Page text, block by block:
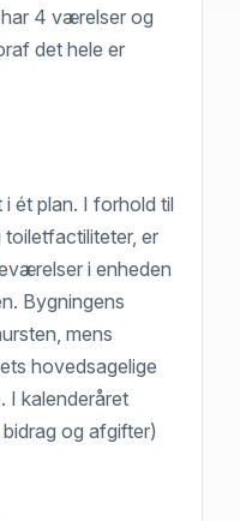
4 værelser og
det hele er
ét plan. I forhold til
er
i enheden
Bygningens
mens
hovedsagelige
I kalenderåret
og afgifter)